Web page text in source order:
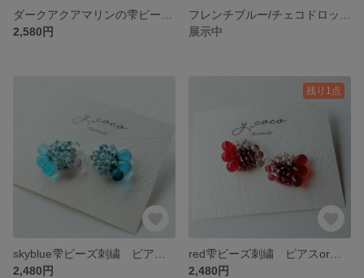
2,580円
展示中
2,480円
残り1点
2,480円